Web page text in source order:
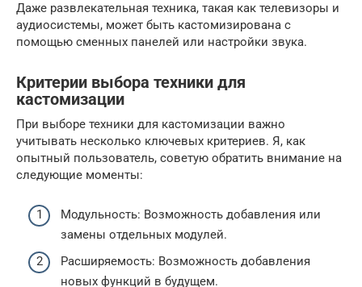
Даже развлекательная техника, такая как телевизоры и
аудиосистемы, может быть кастомизирована с
помощью сменных панелей или настройки звука.
Критерии выбора техники для
кастомизации
При выборе техники для кастомизации важно
учитывать несколько ключевых критериев. Я, как
опытный пользователь, советую обратить внимание на
следующие моменты:
Модульность: Возможность добавления или
замены отдельных модулей.
Расширяемость: Возможность добавления
новых функций в будущем.